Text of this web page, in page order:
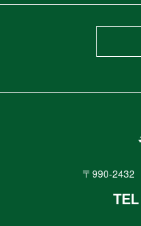
〒990-2432
TEL